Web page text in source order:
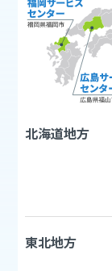
北海道地方
東北地方